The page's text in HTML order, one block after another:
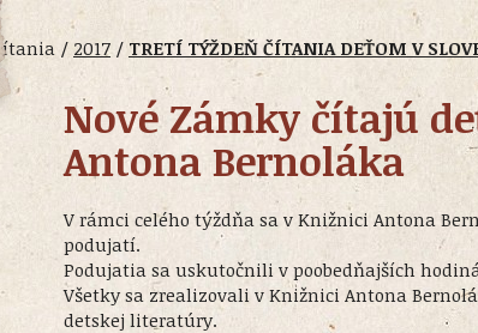
Čítania / 2017 / TRETÍ TÝŽDEŇ ČÍTANIA DEŤOM V
Nové Zámky čítajú
Antona Bernoláka
V rámci celého týždňa sa v Knižnici Antona
podujatí.
Podujatia sa uskutočnili v poobedňajších
Všetky sa zrealizovali v Knižnici Antona
detskej literatúry.